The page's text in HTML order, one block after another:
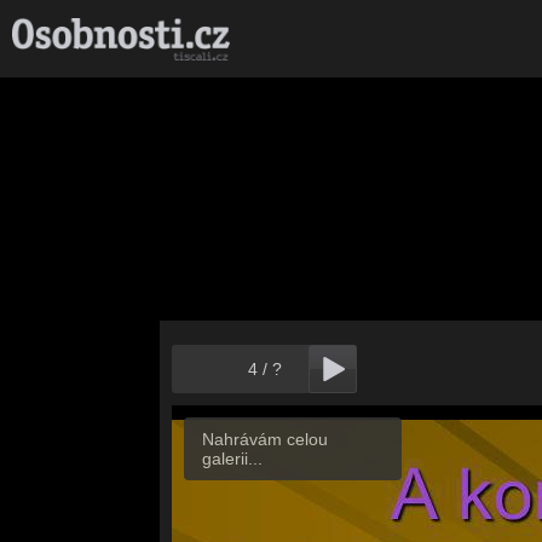
Nahrávám celou
galerii...
4/ ?